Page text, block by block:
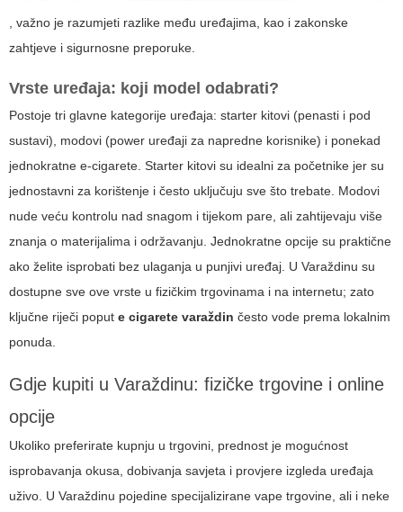
, važno je razumjeti razlike među uređajima, kao i zakonske
zahtjeve i sigurnosne preporuke.
Vrste uređaja: koji model odabrati?
Postoje tri glavne kategorije uređaja: starter kitovi (penasti i pod
sustavi), modovi (power uređaji za napredne korisnike) i ponekad
jednokratne e-cigarete. Starter kitovi su idealni za početnike jer su
jednostavni za korištenje i često uključuju sve što trebate. Modovi
nude veću kontrolu nad snagom i tijekom pare, ali zahtijevaju više
znanja o materijalima i održavanju. Jednokratne opcije su praktične
ako želite isprobati bez ulaganja u punjivi uređaj. U Varaždinu su
dostupne sve ove vrste u fizičkim trgovinama i na internetu; zato
ključne riječi poput e cigarete varaždin često vode prema lokalnim
ponuda.
Gdje kupiti u Varaždinu: fizičke trgovine i online
opcije
Ukoliko preferirate kupnju u trgovini, prednost je mogućnost
isprobavanja okusa, dobivanja savjeta i provjere izgleda uređaja
uživo. U Varaždinu pojedine specijalizirane vape trgovine, ali i neke